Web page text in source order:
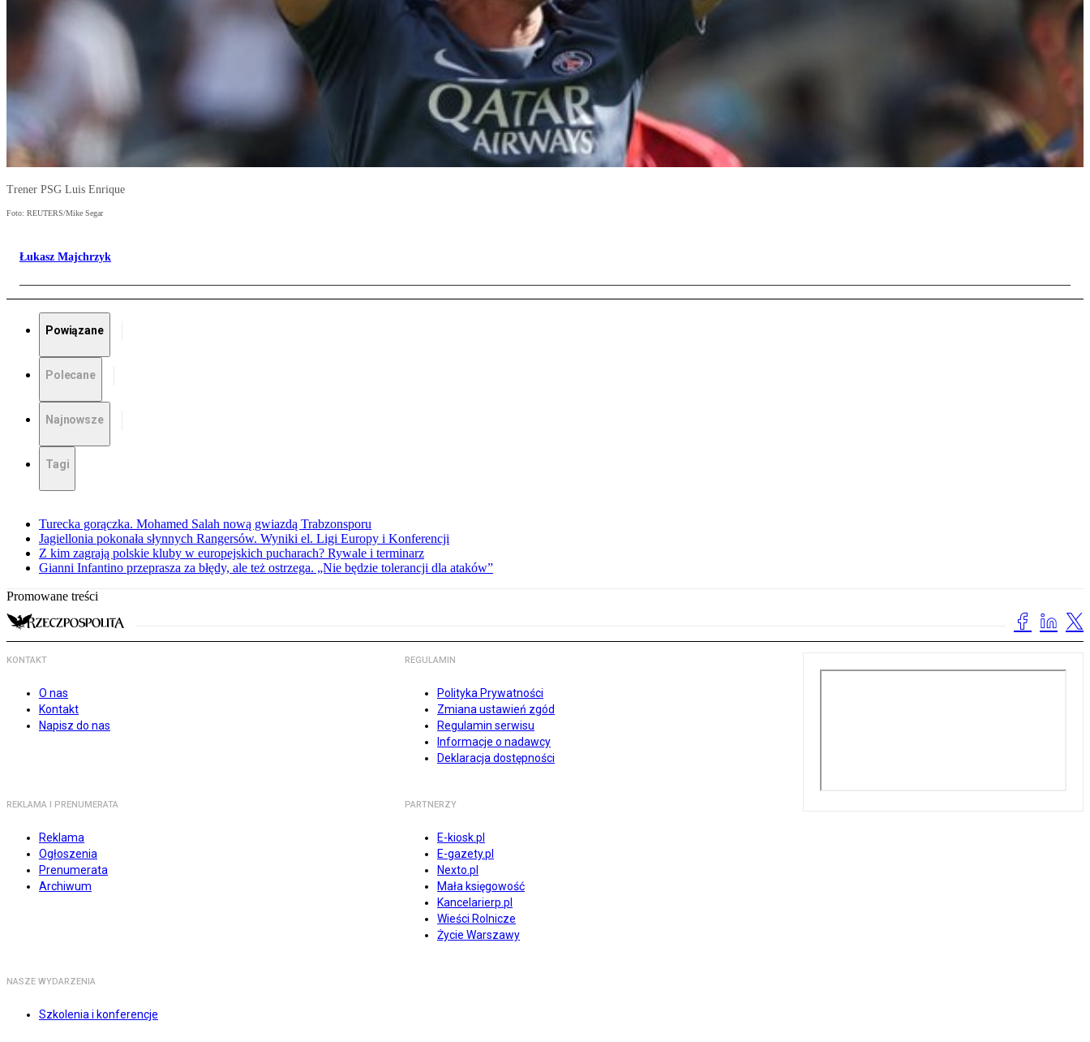
Trener PSG Luis Enrique
Foto: REUTERS/Mike Segar
Łukasz Majchrzyk
Powiązane
Polecane
Najnowsze
Tagi
Turecka gorączka. Mohamed Salah nową gwiazdą Trabzonsporu
Jagiellonia pokonała słynnych Rangersów. Wyniki el. Ligi Europy i Konferencji
Z kim zagrają polskie kluby w europejskich pucharach? Rywale i terminarz
Gianni Infantino przeprasza za błędy, ale też ostrzega. „Nie będzie tolerancji dla ataków”
Promowane treści
KONTAKT
O nas
Kontakt
Napisz do nas
REGULAMIN
Polityka Prywatności
Zmiana ustawień zgód
Regulamin serwisu
Informacje o nadawcy
Deklaracja dostępności
REKLAMA I PRENUMERATA
Reklama
Ogłoszenia
Prenumerata
Archiwum
PARTNERZY
E-kiosk.pl
E-gazety.pl
Nexto.pl
Mała księgowość
Kancelarierp.pl
Wieści Rolnicze
Życie Warszawy
NASZE WYDARZENIA
Szkolenia i konferencje